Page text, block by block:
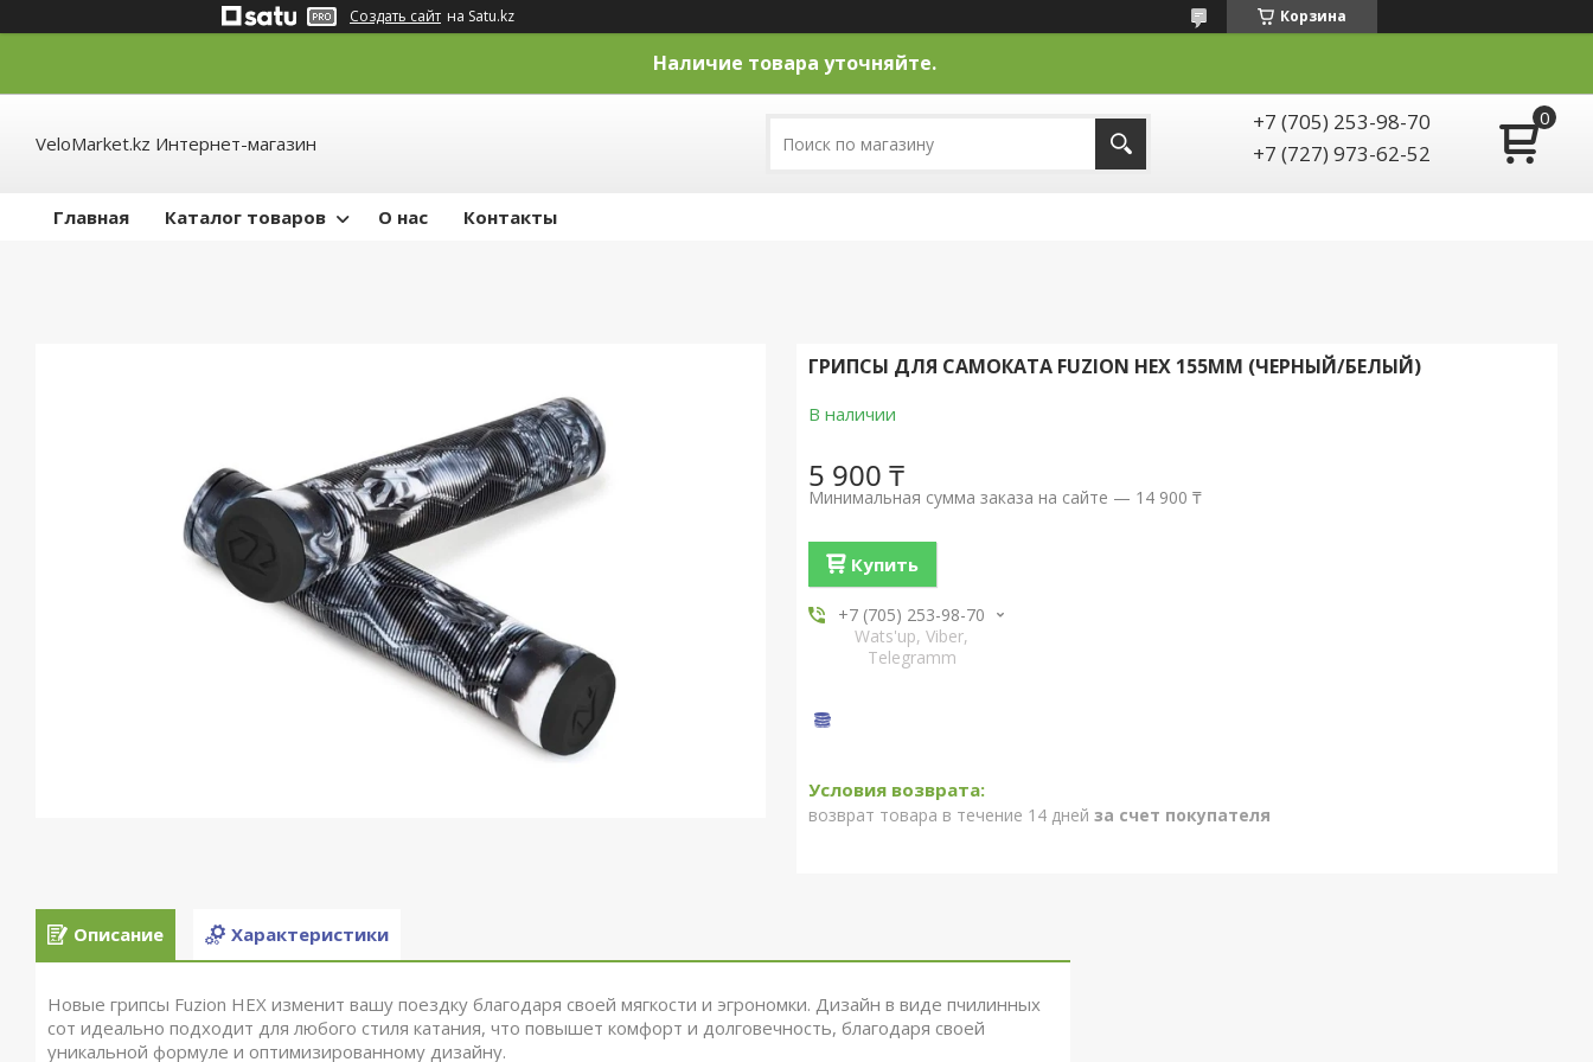
Создать сайт на Satu.kz Корзина
Наличие товара уточняйте.
VeloMarket.kz Интернет-магазин
+7 (705) 253-98-70
+7 (727) 973-62-52
Главная Каталог товаров О нас Контакты
ГРИПСЫ ДЛЯ САМОКАТА FUZION HEX 155MM (ЧЕРНЫЙ/БЕЛЫЙ)
В наличии
5 900 ₸
Минимальная сумма заказа на сайте — 14 900 ₸
Купить
+7 (705) 253-98-70
Wats'up, Viber,
Telegramm
возврат товара в течение 14 дней за счет покупателя
Описание Характеристики
Новые грипсы Fuzion HEX изменит вашу поездку благодаря своей мягкости и эгрономки. Дизайн в виде пчилинных
сот идеально подходит для любого стиля катания, что повышет комфорт и долговечность, благодаря своей
уникальной формуле и оптимизированному дизайну.